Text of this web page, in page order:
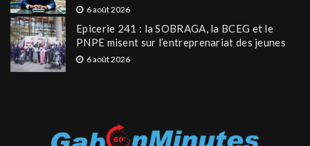
6 août 2026
Epicerie 241 : la SOBRAGA, la BCEG et le
PNPE misent sur l’entreprenariat des jeunes
6 août 2026